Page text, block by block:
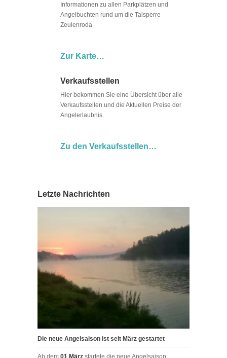
Informationen zu allen Parkplätzen und
Angelbuchten rund um die Talsperre
Zeulenroda
Zur Karte…
Verkaufsstellen
Hier bekommen Sie eine Übersicht über alle
Verkaufsstellen und die Aktuellen Preise der
Angelerlaubnis.
Zu den Verkaufsstellen…
Letzte Nachrichten
Die neue Angelsaison ist seit März gestartet
Ab dem 01 März startete die neue Angelsaison ...